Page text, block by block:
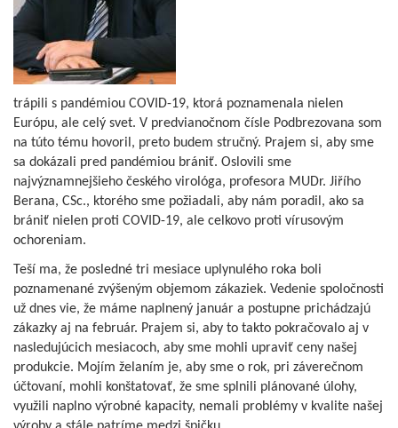
trápili s pandémiou COVID-19, ktorá poznamenala nielen
Európu, ale celý svet. V predvianočnom čísle Podbrezovana som
na túto tému hovoril, preto budem stručný. Prajem si, aby sme
sa dokázali pred pandémiou brániť. Oslovili sme
najvýznamnejšieho českého virológa, profesora MUDr. Jiřího
Berana, CSc., ktorého sme požiadali, aby nám poradil, ako sa
brániť nielen proti COVID-19, ale celkovo proti vírusovým
ochoreniam.
Teší ma, že posledné tri mesiace uplynulého roka boli
poznamenané zvýšeným objemom zákaziek. Vedenie spoločnosti
už dnes vie, že máme naplnený január a postupne prichádzajú
zákazky aj na február. Prajem si, aby to takto pokračovalo aj v
nasledujúcich mesiacoch, aby sme mohli upraviť ceny našej
produkcie. Mojím želaním je, aby sme o rok, pri záverečnom
účtovaní, mohli konštatovať, že sme splnili plánované úlohy,
využili naplno výrobné kapacity, nemali problémy v kvalite našej